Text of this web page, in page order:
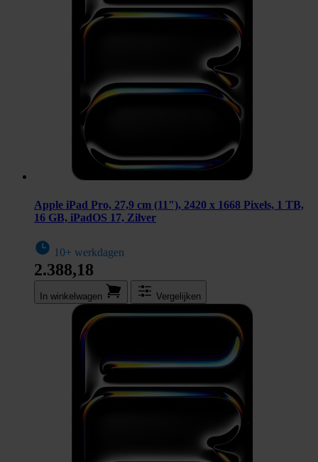
Apple iPad Pro, 27,9 cm (11"), 2420 x 1668 Pixels, 1 TB,
16 GB, iPadOS 17, Zilver
10+ werkdagen
2.388,18
In winkel­wagen Vergelijken